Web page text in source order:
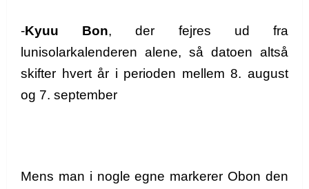
-Kyuu Bon, der fejres ud fra
lunisolarkalenderen alene, så datoen altså
skifter hvert år i perioden mellem 8. august
og 7. september
Mens man i nogle egne markerer Obon den